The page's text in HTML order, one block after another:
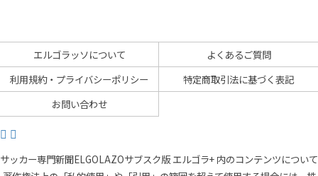
エルゴラッソについて
よくあるご質問
利用規約・プライバシーポリシー
特定商取引法に基づく表記
お問い合わせ
サッカー専門新聞ELGOLAZOサブスク版 エルゴラ+ 内のコンテンツについて